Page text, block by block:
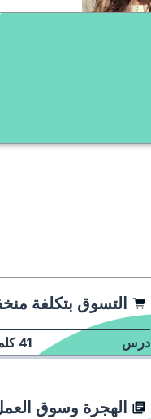
التسوق بتكلفة منخفضة
درس 41
الهجرة وسوق